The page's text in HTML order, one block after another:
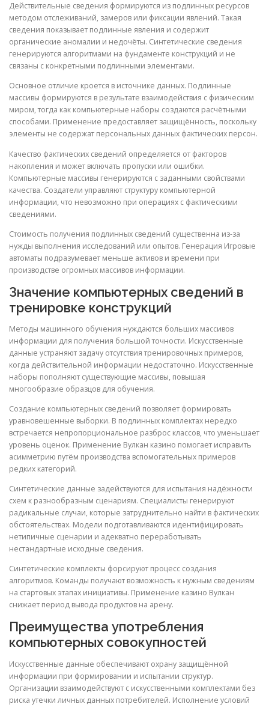
Действительные сведения формируются из подлинных ресурсов
методом отслеживаний, замеров или фиксации явлений. Такая
сведения показывает подлинные явления и содержит
органические аномалии и недочёты. Синтетические сведения
генерируются алгоритмами на фундаменте конструкций и не
связаны с конкретными подлинными элементами.
Основное отличие кроется в источнике данных. Подлинные
массивы формируются в результате взаимодействия с физическим
миром, тогда как компьютерные наборы создаются расчётными
способами. Применение предоставляет защищённость, поскольку
элементы не содержат персональных данных фактических персон.
Качество фактических сведений определяется от факторов
накопления и может включать пропуски или ошибки.
Компьютерные массивы генерируются с заданными свойствами
качества. Создатели управляют структуру компьютерной
информации, что невозможно при операциях с фактическими
сведениями.
Стоимость получения подлинных сведений существенна из-за
нужды выполнения исследований или опытов. Генерация Игровые
автоматы подразумевает меньше активов и времени при
производстве огромных массивов информации.
Значение компьютерных сведений в
тренировке конструкций
Методы машинного обучения нуждаются больших массивов
информации для получения большой точности. Искусственные
данные устраняют задачу отсутствия тренировочных примеров,
когда действительной информации недостаточно. Искусственные
наборы пополняют существующие массивы, повышая
многообразие образцов для обучения.
Создание компьютерных сведений позволяет формировать
уравновешенные выборки. В подлинных комплектах нередко
встречается непропорциональное разброс классов, что уменьшает
уровень оценок. Применение Вулкан казино помогает исправить
асимметрию путём производства вспомогательных примеров
редких категорий.
Синтетические данные задействуются для испытания надёжности
схем к разнообразным сценариям. Специалисты генерируют
радикальные случаи, которые затруднительно найти в фактических
обстоятельствах. Модели подготавливаются идентифицировать
нетипичные сценарии и адекватно переработывать
нестандартные исходные сведения.
Синтетические комплекты форсируют процесс создания
алгоритмов. Команды получают возможность к нужным сведениям
на стартовых этапах инициативы. Применение казино Вулкан
снижает период вывода продуктов на арену.
Преимущества употребления
компьютерных совокупностей
Искусственные данные обеспечивают охрану защищённой
информации при формировании и испытании структур.
Организации взаимодействуют с искусственными комплектами без
риска утечки личных данных потребителей. Исполнение условий